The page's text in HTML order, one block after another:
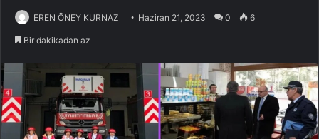
EREN ÖNEY KURNAZ Haziran 21, 2023 0 6
Bir dakikadan az